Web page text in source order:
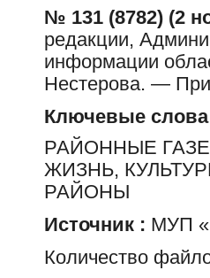
№ 131 (8782) (2
редакции,
информации
Нестерова. —
Ключевые слова
РАЙОННЫЕ
ЖИЗНЬ,
РАЙОНЫ
Источник : МУП
Количество